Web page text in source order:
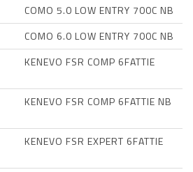
COMO 5.0 LOW ENTRY 700C NB
COMO 6.0 LOW ENTRY 700C NB
KENEVO FSR COMP 6FATTIE
KENEVO FSR COMP 6FATTIE NB
KENEVO FSR EXPERT 6FATTIE